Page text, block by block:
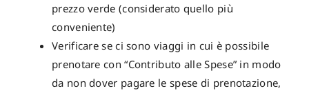
prezzo verde (considerato quello più
conveniente)
Verificare se ci sono viaggi in cui è possibile
prenotare con “Contributo alle Spese” in modo
da non dover pagare le spese di prenotazione,